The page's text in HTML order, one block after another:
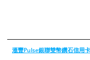
滙豐Pulse銀聯雙幣鑽石信用卡